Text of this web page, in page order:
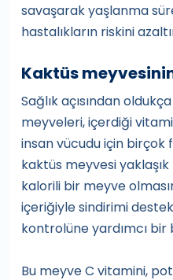
savaşarak yaşlanma
hastalıkların riskini
Kaktüs
Sağlık açısından
meyveleri, içerdiği
insan vücudu için birçok
kaktüs meyvesi
kalorili bir meyve
içeriğiyle sindirimi
kontrolüne yardımcı bir
Bu meyve C vitamini,